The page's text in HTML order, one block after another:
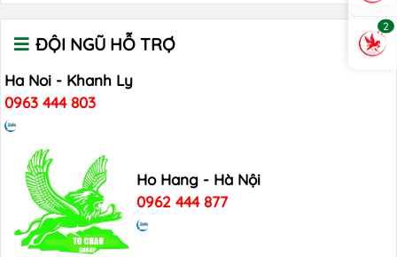
ĐỘI NGŨ HỖ TRỢ
Ha Noi - Khanh Ly
0963 444 803
Ho Hang - Hà Nội
0962 444 877
2